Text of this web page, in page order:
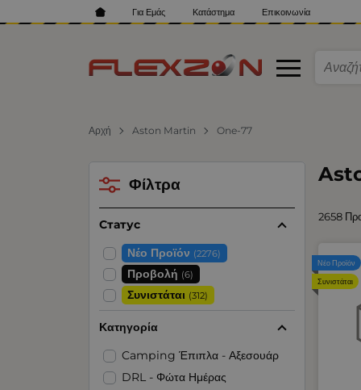
Για Εμάς Κατάστημα Επικοινωνία
Αρχή Aston Martin One-77
2658
Νέο Προϊόν
Συνιστάται
Φίλτρα
Статус
Νέο Προϊόν (2276)
Προβολή (6)
Συνιστάται (312)
Κατηγορία
Camping Έπιπλα - Αξεσουάρ
DRL - Φώτα Ημέρας